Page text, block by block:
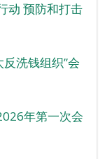
动 预防和打击
洗钱组织”会
年第一次会